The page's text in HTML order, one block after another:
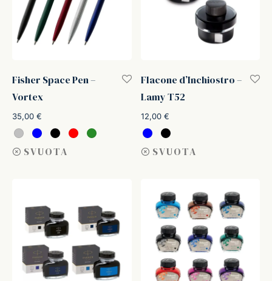
Fisher Space Pen –
Vortex
35,00 €
SVUOTA
Flacone d’Inchiostro –
Lamy T52
12,00 €
SVUOTA